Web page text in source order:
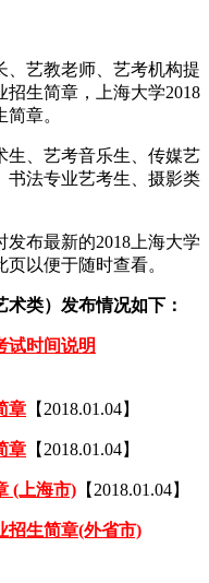
、艺教老师、艺考机构提
招生简章，上海大学2018
章。
生、艺考音乐生、传媒艺
书法专业艺考生、摄影类
发布最新的2018上海大学
以便于随时查看。
术类）发布情况如下：
试时间说明
章 【2018.01.04】
章 【2018.01.04】
(上海市) 【2018.01.04】
招生简章(外省市)